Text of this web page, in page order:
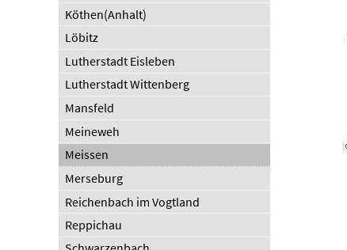
Köthen(Anhalt)
Löbitz
Lutherstadt Eisleben
Lutherstadt Wittenberg
Mansfeld
Meineweh
Meissen
Merseburg
Reichenbach im Vogtland
Reppichau